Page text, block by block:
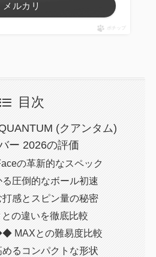
メルカリ
ポチップ
目次
(クアンタム)
2026の評価
の革新的なスペック
圧倒的なボール初速
打感とスピン量の秘密
の違いを徹底比較
MAXとの難易度比較
るコンパクトな形状